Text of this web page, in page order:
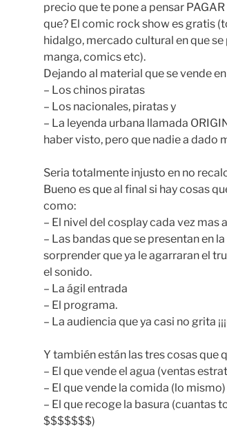
precio que te pone a pensar
que? El comic rock show es gratis
hidalgo, mercado cultural en que
manga, comics etc).
Dejando al material que se vende
– Los chinos piratas
– Los nacionales, piratas y
– La leyenda urbana llamada
haber visto, pero que nadie a dado
Seria totalmente injusto en no
Bueno es que al final si hay cosas
como:
– El nivel del cosplay cada vez mas
– Las bandas que se presentan en
sorprender que ya le agarraran el
el sonido.
– La ágil entrada
– El programa.
– La audiencia que ya casi no grita
Y también están las tres cosas que
– El que vende el agua (ventas
– El que vende la comida (lo mismo)
– El que recoge la basura (cuantas
$$$$$$$)